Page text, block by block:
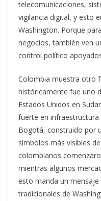
telecomunicaciones,
vigilancia digital, y esto
Washington. Porque
negocios, también ven
control político
Colombia muestra otro
históricamente fue uno
Estados Unidos en
fuerte en
Bogotá, construido por
símbolos más visibles
colombianos
mientras algunos
esto manda un
tradicionales de